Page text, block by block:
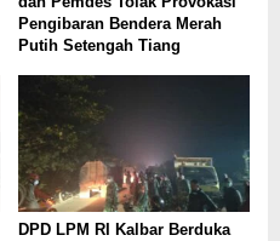
Pengibaran Bendera Merah
Putih Setengah Tiang
DPD LPM RI Kalbar Berduka